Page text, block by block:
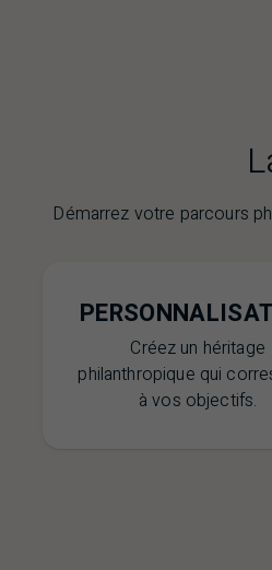
Démarrez votre parcours
Créez un héritage
philanthropique qui
à vos objectifs.